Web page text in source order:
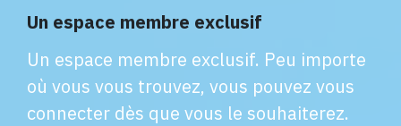
Un espace membre exclusif
Un espace membre exclusif. Peu importe
où vous vous trouvez, vous pouvez vous
connecter dès que vous le souhaiterez.